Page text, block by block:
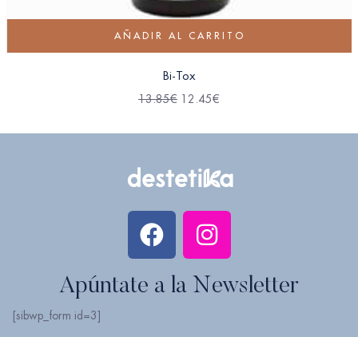
AÑADIR AL CARRITO
Bi-Tox
13.85€ 12.45€
Apúntate a la Newsletter
[sibwp_form id=3]